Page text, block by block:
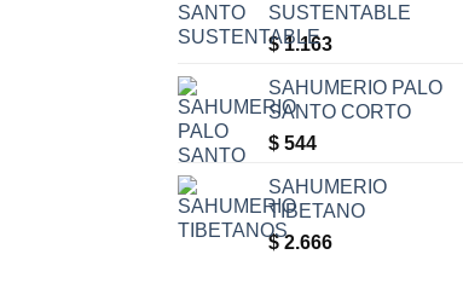
SUSTENTABLE
$1.163
SAHUMERIO PALO
SANTO CORTO
$ 544
SAHUMERIO
TIBETANO
$2.666